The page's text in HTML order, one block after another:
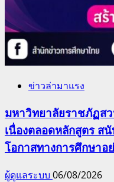
ข่าวล่ามาแรง
มหาวิทยาลัยราชภัฏส
เนื่องตลอดหลักสูตร ส
โอกาสทางการศึกษาอ
ผู้ดูแลระบบ 06/08/2026